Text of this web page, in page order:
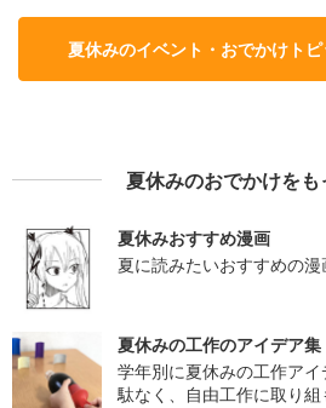
夏休みのイベント・おでかけト
夏休みのおでかけを
夏休みおすすめ漫画
夏に読みたいおすすめの漫
夏休みの工作のアイデア集
学年別に夏休みの工作ア
駄なく、自由工作に取り組